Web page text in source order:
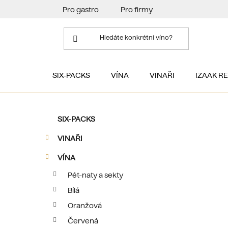
Pro gastro Pro firmy
SIX-PACKS VÍNA VINAŘI IZAAK
s
t
Přeskočit
g
SIX-PACKS
VINAŘI
VÍNA
Pét-naty a sekty
Bílá
Oranžová
Červená